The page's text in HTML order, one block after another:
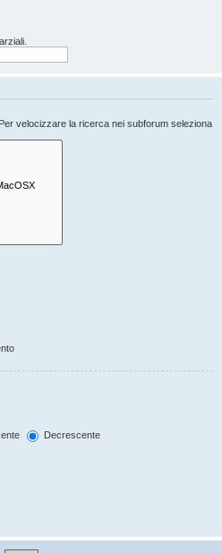
velocizzare la ricerca nei subforum seleziona
Decrescente